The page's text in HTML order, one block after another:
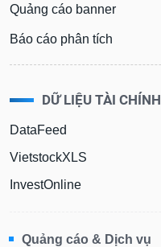
Quảng cáo banner
Báo cáo phân tích
DỮ LIỆU TÀI CHÍNH
DataFeed
VietstockXLS
InvestOnline
Quảng cáo & Dịch vụ